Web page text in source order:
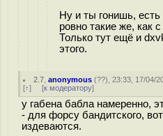
Ну и ты гонишь,
ровно такие же, как
Только тут ещё и
этого.
2.7 ,anonymous (??), 23:33, 17/04/
[↑] [к модератору]
у габена бабла намеренно,
- для форсу бандитского,
издеваются.